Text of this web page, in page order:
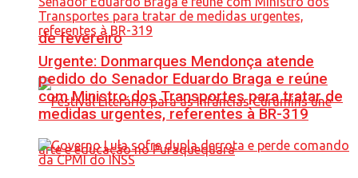
de fevereiro
Urgente: Donmarques Mendonça atende
pedido do Senador Eduardo Braga e reúne
com Ministro dos Transportes para tratar de
medidas urgentes, referentes à BR-319